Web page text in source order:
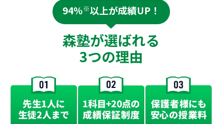
94%※以上が成績UP！
森塾が選ばれる
3つの理由